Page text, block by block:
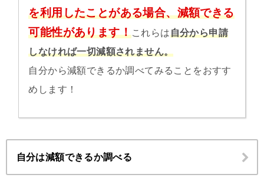
を利用したことがある場合、減額できる
可能性があります！これらは自分から申請
しなければ一切減額されません。
自分から減額できるか調べてみることをおすす
めします！
自分は減額できるか調べる